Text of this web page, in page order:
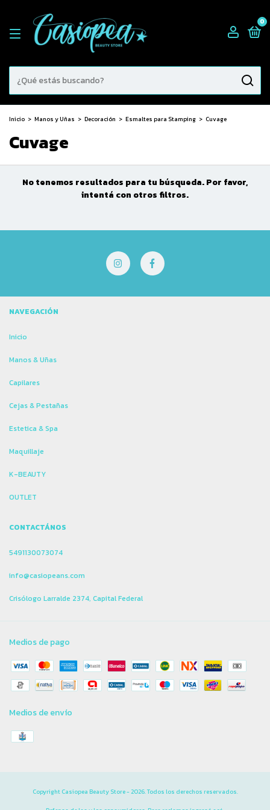
0
Inicio > Manos y Uñas > Decoración > Esmaltes para Stamping > Cuvage
Cuvage
No tenemos resultados para tu búsqueda. Por favor,
intentá con otros filtros.
NAVEGACIÓN
Inicio
Manos & Uñas
Capilares
Cejas & Pestañas
Estetica & Spa
Maquillaje
K-BEAUTY
OUTLET
CONTACTÁNOS
5491130073074
info@casiopeans.com
Crisólogo Larralde 2374, Capital Federal
Medios de pago
Medios de envío
Copyright Casiopea Beauty Store - 2026. Todos los derechos reservados.